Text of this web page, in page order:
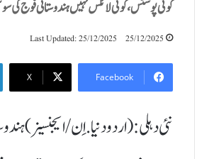
کوئی پوسٹس، کوئی لائکس نہیں ہندوستانی فوج کی
25/12/2025
Last Updated: 25/12/2025
Facebook
X
نئی دہلی :(اردودنیا.اِن/